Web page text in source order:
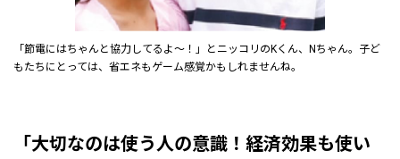
「節電にはちゃんと協力してるよ～！」とニッコリのKくん、Nちゃん。子ど
もたちにとっては、省エネもゲーム感覚かもしれませんね。
「大切なのは使う人の意識！経済効果も使い